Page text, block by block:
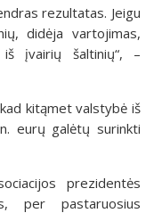
rezultatas. Jeigu
didėja vartojimas,
įvairių šaltinių“, –
kitąmet valstybė iš
eurų galėtų surinkti
prezidentės
per pastaruosius